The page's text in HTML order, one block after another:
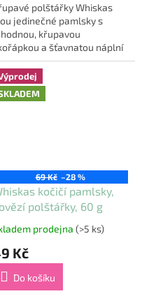
polštářky Whiskas
jedinečné pamlsky s
křupavou
a šťavnatou náplní
Rozmazlujte svou
touto neodolatelnou
Tato...
69 Kč –28 %
kočičí pamlsky,
polštářky, 60 g
prodejna (>5 ks)
Kč
Do košíku